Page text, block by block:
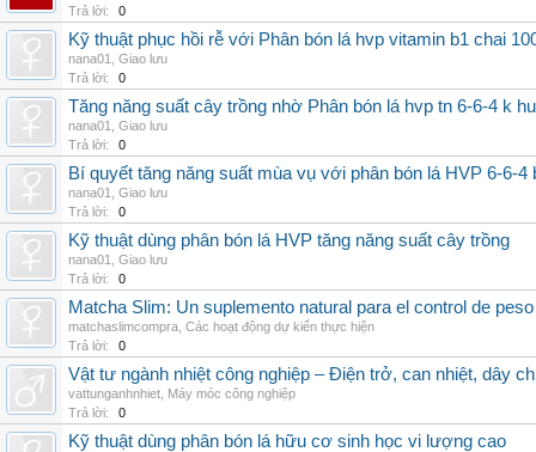
Trả lời:
0
Kỹ thuật phục hồi rễ với Phân bón lá hvp vitamin b1 chai
nana01
Giao lưu
Trả lời:
0
Tăng năng suất cây trồng nhờ Phân bón lá hvp tn 6-6-4 k
nana01
Giao lưu
Trả lời:
0
Bí quyết tăng năng suất mùa vụ với phân bón lá HVP 6-6-4
nana01
Giao lưu
Trả lời:
0
Kỹ thuật dùng phân bón lá HVP tăng năng suất cây trồng
nana01
Giao lưu
Trả lời:
0
Matcha Slim: Un suplemento natural para el control de peso
matchaslimcompra Các hoạt động dự kiến thực hiện
Trả lời:
0
Vật tư ngành nhiệt công nghiệp – Điện trở, can nhiệt, dây
vattunganhnhiet Máy móc công nghiệp
Trả lời:
0
Kỹ thuật dùng phân bón lá hữu cơ sinh học vi lượng cao